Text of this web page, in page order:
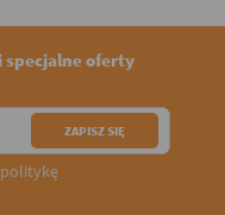
specjalne oferty
politykę